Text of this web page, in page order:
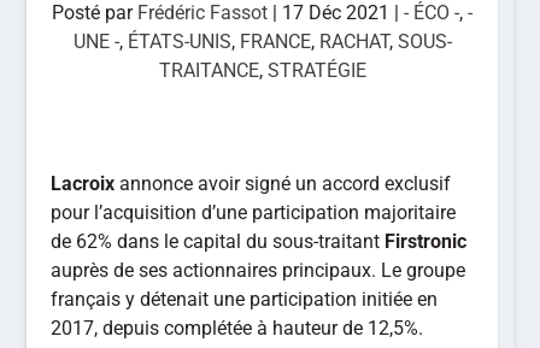
Posté par Frédéric Fassot | 17 Déc 2021 |- ÉCO -,-
UNE -, ÉTATS-UNIS, FRANCE, RACHAT, SOUS-
TRAITANCE, STRATÉGIE
Lacroix annonce avoir signé un accord exclusif
pour l’acquisition d’une participation majoritaire
de 62% dans le capital du sous-traitant Firstronic
auprès de ses actionnaires principaux. Le groupe
français y détenait une participation initiée en
2017, depuis complétée à hauteur de 12,5%.